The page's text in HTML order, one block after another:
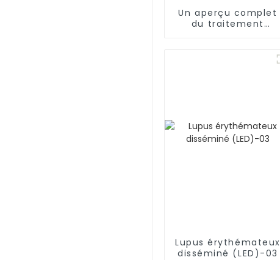
Un aperçu complet
du traitement
Lupus érythémateux
disséminé (LED)-03